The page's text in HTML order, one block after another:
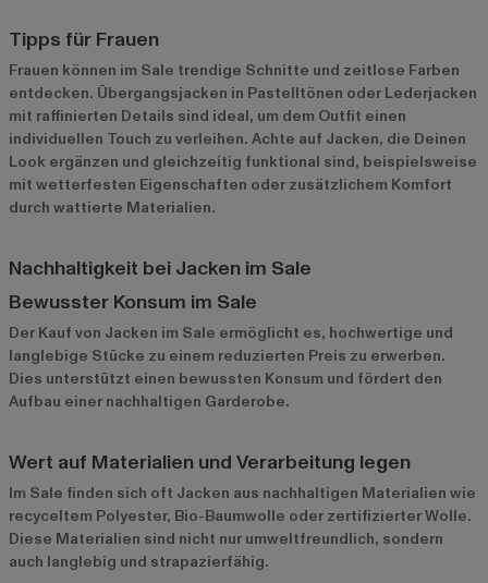
Tipps für Frauen
Frauen können im Sale trendige Schnitte und zeitlose Farben
entdecken. Übergangsjacken in Pastelltönen oder Lederjacken
mit raffinierten Details sind ideal, um dem Outfit einen
individuellen Touch zu verleihen. Achte auf Jacken, die Deinen
Look ergänzen und gleichzeitig funktional sind, beispielsweise
mit wetterfesten Eigenschaften oder zusätzlichem Komfort
durch wattierte Materialien.
Nachhaltigkeit bei Jacken im Sale
Bewusster Konsum im Sale
Der Kauf von Jacken im Sale ermöglicht es, hochwertige und
langlebige Stücke zu einem reduzierten Preis zu erwerben.
Dies unterstützt einen bewussten Konsum und fördert den
Aufbau einer nachhaltigen Garderobe.
Wert auf Materialien und Verarbeitung legen
Im Sale finden sich oft Jacken aus nachhaltigen Materialien wie
recyceltem Polyester, Bio-Baumwolle oder zertifizierter Wolle.
Diese Materialien sind nicht nur umweltfreundlich, sondern
auch langlebig und strapazierfähig.